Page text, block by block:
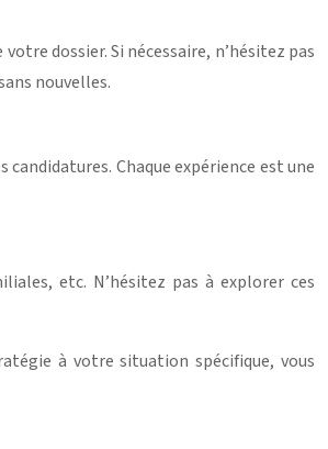
dossier. Si nécessaire, n’hésitez pas
nouvelles.
Chaque expérience est une
etc. N’hésitez pas à explorer ces
à votre situation spécifique, vous